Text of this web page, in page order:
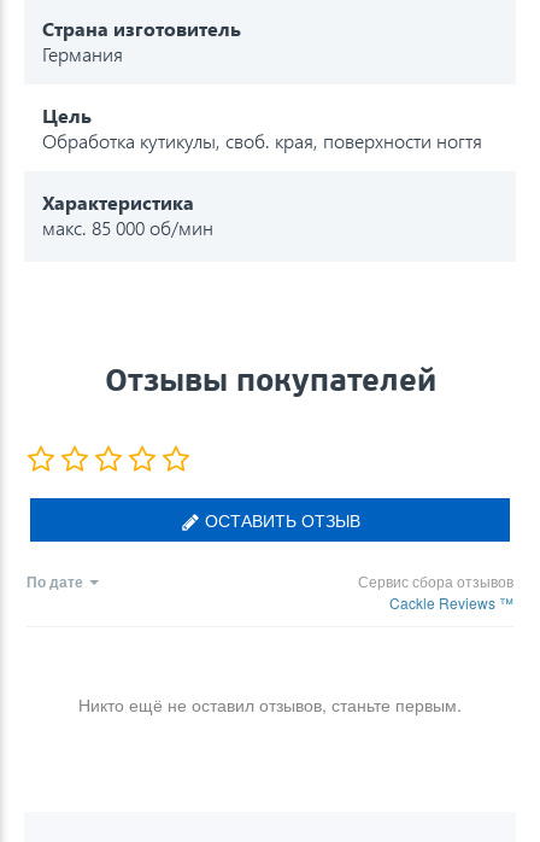
Страна изготовитель
Германия
Цель
Обработка кутикулы, своб. края, поверхности ногтя
Характеристика
макс. 85 000 об/мин
Отзывы покупателей
ОСТАВИТЬ ОТЗЫВ
По дате
Сервис сбора отзывов
Cackle Reviews ™
Никто ещё не оставил отзывов, станьте первым.